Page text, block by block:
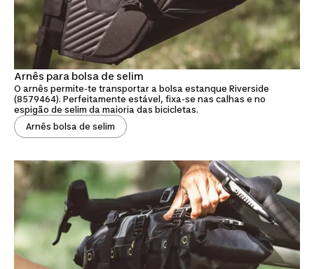
Arnês para bolsa de selim
O arnês permite-te transportar a bolsa estanque Riverside
(8579464). Perfeitamente estável, fixa-se nas calhas e no
espigão de selim da maioria das bicicletas.
Arnês bolsa de selim